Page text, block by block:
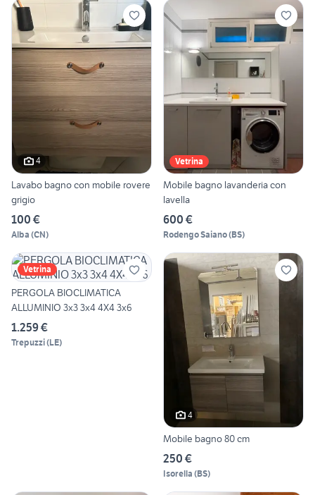
4
Lavabo bagno con mobile rovere
grigio
100 €
Alba (CN)
Vetrina
Mobile bagno lavanderia con
lavella
600 €
Rodengo Saiano(BS)
Vetrina
PERGOLA BIOCLIMATICA
ALLUMINIO 3x3 3x4 4X4 3x6
1.259 €
Trepuzzi(LE)
4
Mobile bagno 80 cm
250 €
Isorella (BS)